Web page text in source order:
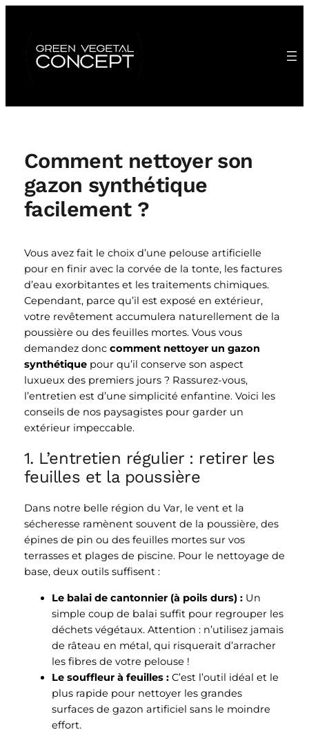
contenu
Comment nettoyer son
gazon synthétique
facilement ?
Vous avez fait le choix d’une pelouse artificielle
pour en finir avec la corvée de la tonte, les factures
d’eau exorbitantes et les traitements chimiques.
Cependant, parce qu’il est exposé en extérieur,
votre revêtement accumulera naturellement de la
poussière ou des feuilles mortes. Vous vous
demandez donc comment nettoyer un gazon
synthétiquepour qu’il conserve son aspect
luxueux des premiers jours ? Rassurez-vous,
l’entretien est d’une simplicité enfantine. Voici les
conseils de nos paysagistes pour garder un
extérieur impeccable.
1. L’entretien régulier : retirer les
feuilles et la poussière
Dans notre belle région du Var, le vent et la
sécheresse ramènent souvent de la poussière, des
épines de pin ou des feuilles mortes sur vos
terrasses et plages de piscine. Pour le nettoyage de
base, deux outils suffisent :
Le balai de cantonnier (à poils durs) :Un
simple coup de balai suffit pour regrouper les
déchets végétaux. Attention : n’utilisez jamais
de râteau en métal, qui risquerait d’arracher
les fibres de votre pelouse !
Le souffleur à feuilles :C’est l’outil idéal et le
plus rapide pour nettoyer les grandes
surfaces de gazon artificiel sans le moindre
effort.